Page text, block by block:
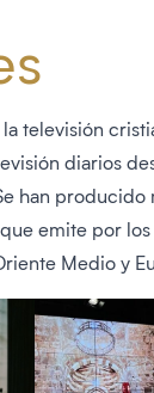
televisión
diarios
han
emite por
Medio y